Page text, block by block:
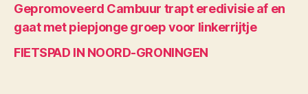
Gepromoveerd Cambuur trapt eredivisie af en
gaat met piepjonge groep voor linkerrijtje
FIETSPAD IN NOORD-GRONINGEN